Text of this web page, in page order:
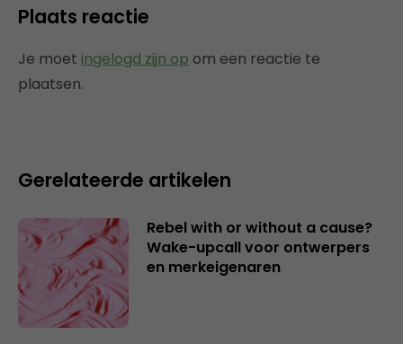
Plaats reactie
Je moet ingelogd zijn op om een reactie te
plaatsen.
Gerelateerde artikelen
Rebel with or without a cause?
Wake-upcall voor ontwerpers
en merkeigenaren